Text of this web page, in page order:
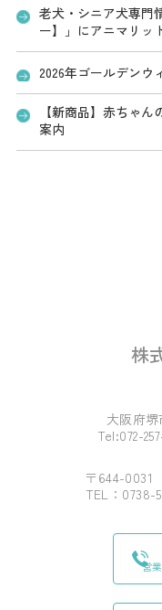
老犬・シニア犬専門
ー】」にアニマリッ
2026年ゴールデンウ
【新商品】赤ちゃ
案内
株
大阪府
Tel:072-
〒644-0031
TEL：0738-
営